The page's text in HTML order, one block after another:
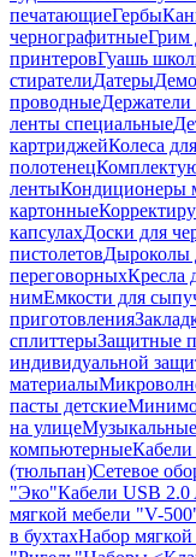
печатающиеГербы
чернографитныеГрим
принтеровГуашь
стирателиДатеры
проводныеДержатели
ленты специальные
картриджейКолеса
полотенец
лентыКондиционеры
картонные
капсулахДоски для
пистолетовДыроколы
переговорныхКресла
нимЕмкости для
приготовления
сплиттерыЗащитные
индивидуальной
материалы
пасты детские
на улице
компьютерные
(тюльпан)Сетевое
"Эко"Кабели USB 2.0
мягкой мебели "V-
в бухтахНабор